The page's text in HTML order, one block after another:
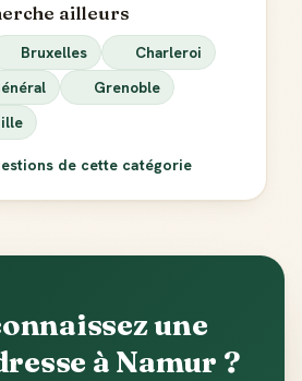
ailleurs
Bruxelles
Charleroi
Grenoble
de cette catégorie
une
à Namur ?